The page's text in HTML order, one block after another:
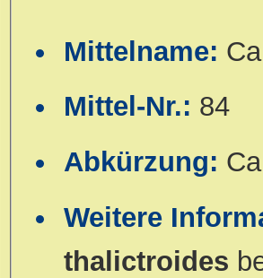
Mittelname:
Mittel-Nr.: 84
Abkürzung:
Weitere
thalictroides